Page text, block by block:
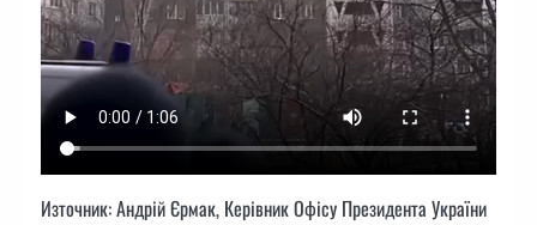
Източник: Андрій Єрмак, Керівник Офісу Президента України